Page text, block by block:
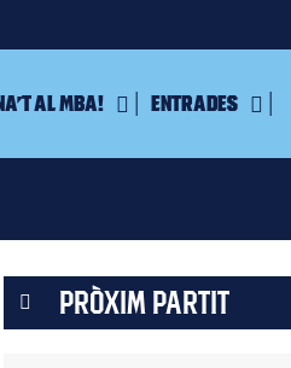
al MBA! Entrades
PRÒXIM PARTIT